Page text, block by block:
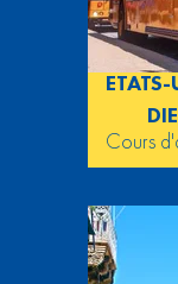
Cours